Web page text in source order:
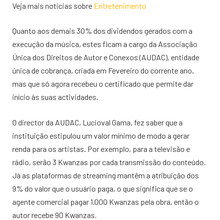
Veja mais noticias sobre Entretenimento
Quanto aos demais 30% dos dividendos gerados com a
execução da música, estes ficam a cargo da Associação
Única dos Direitos de Autor e Conexos (AUDAC), entidade
única de cobrança, criada em Fevereiro do corrente ano,
mas que só agora recebeu o certificado que permite dar
início às suas actividades.
O director da AUDAC, Lucioval Gama, fez saber que a
instituição estipulou um valor mínimo de modo a gerar
renda para os artistas. Por exemplo, para a televisão e
rádio, serão 3 Kwanzas por cada transmissão do conteúdo.
Já as plataformas de streaming mantêm a atribuição dos
9% do valor que o usuário paga, o que significa que se o
agente comercial pagar 1.000 Kwanzas pela obra, então o
autor recebe 90 Kwanzas.